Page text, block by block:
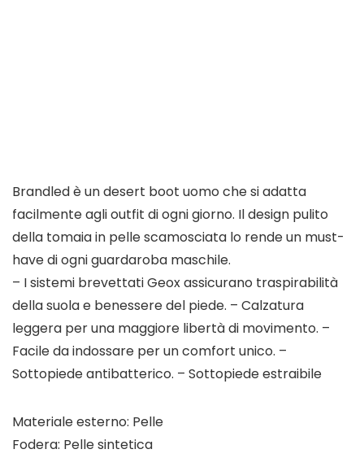
Brandled è un desert boot uomo che si adatta
facilmente agli outfit di ogni giorno. Il design pulito
della tomaia in pelle scamosciata lo rende un must-
have di ogni guardaroba maschile.
– I sistemi brevettati Geox assicurano traspirabilità
della suola e benessere del piede. – Calzatura
leggera per una maggiore libertà di movimento. –
Facile da indossare per un comfort unico. –
Sottopiede antibatterico. – Sottopiede estraibile
Materiale esterno: Pelle
Fodera: Pelle sintetica